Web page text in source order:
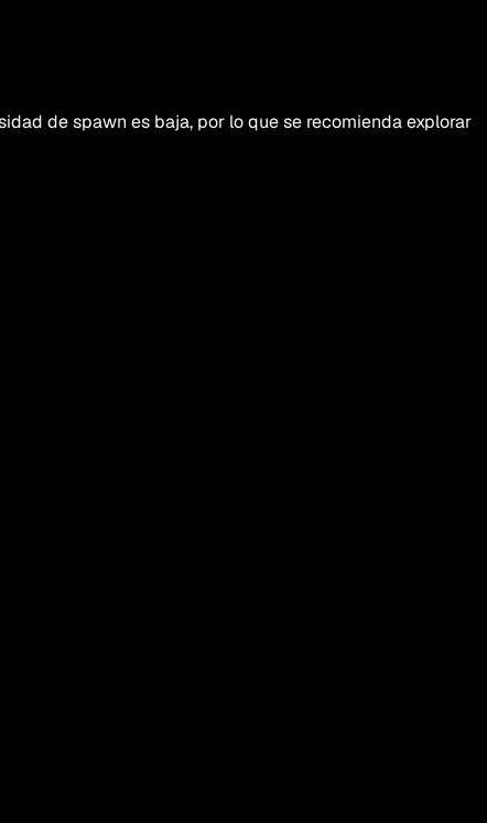
de spawn es baja, por lo que se recomienda explorar